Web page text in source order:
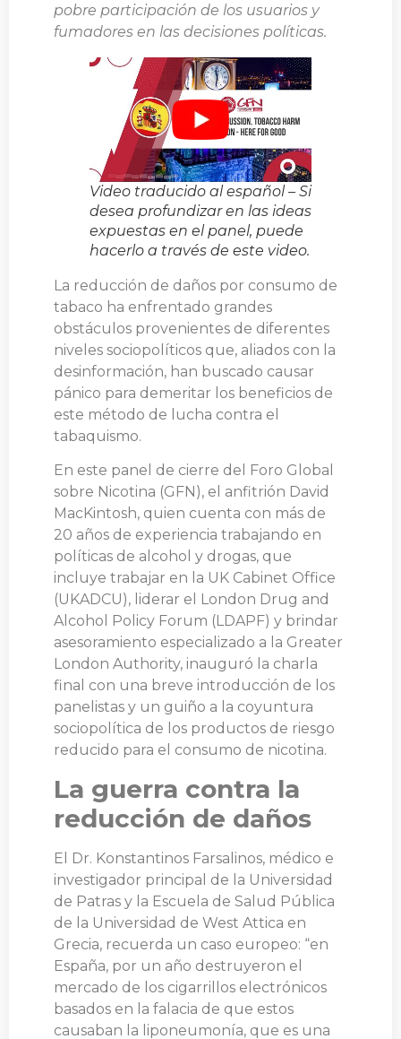
pobre participación de los usuarios y
fumadores en las decisiones políticas.
Video traducido al español – Si
desea profundizar en las ideas
expuestas en el panel, puede
hacerlo a través de este video.
La reducción de daños por consumo de
tabaco ha enfrentado grandes
obstáculos provenientes de diferentes
niveles sociopolíticos que, aliados con la
desinformación, han buscado causar
pánico para demeritar los beneficios de
este método de lucha contra el
tabaquismo.
En este panel de cierre del Foro Global
sobre Nicotina (GFN), el anfitrión David
MacKintosh, quien cuenta con más de
20 años de experiencia trabajando en
políticas de alcohol y drogas, que
incluye trabajar en la UK Cabinet Office
(UKADCU), liderar el London Drug and
Alcohol Policy Forum (LDAPF) y brindar
asesoramiento especializado a la Greater
London Authority, inauguró la charla
final con una breve introducción de los
panelistas y un guiño a la coyuntura
sociopolítica de los productos de riesgo
reducido para el consumo de nicotina.
La guerra contra la
reducción de daños
El Dr. Konstantinos Farsalinos, médico e
investigador principal de la Universidad
de Patras y la Escuela de Salud Pública
de la Universidad de West Attica en
Grecia, recuerda un caso europeo: “en
España, por un año destruyeron el
mercado de los cigarrillos electrónicos
basados en la falacia de que estos
causaban la liponeumonía, que es una